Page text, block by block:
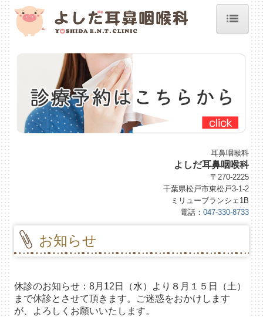
院長紹介
施設、設備など
診療案内
よくある質問
耳鼻咽喉科
よしだ耳鼻咽喉科
〒270-2225
千葉県松戸市東松戸3-1-2
ミリューブランシェ1B
電話： 047-330-8733
お知らせ
休診のお知らせ：8月12日（水）より８月１５日（土）
まで休診とさせて頂きます。ご迷惑をおかけします
が、よろしくお願いいたします。